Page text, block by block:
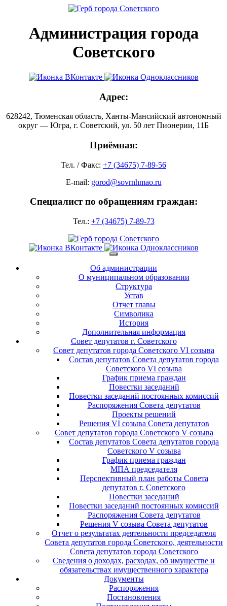
Администрация города
Советского
Адрес:
628242, Тюменская область, Ханты-Мансийский автономный
округ — Югра, г. Советский, ул. 50 лет Пионерии, 11Б
Приёмная:
Тел. / Факс: +7 (34675) 7-89-56
E-mail: gorod@sovrnhmao.ru
Специалист по обращениям граждан:
Тел.: +7 (34675) 7-89-73
Об администрации
О муниципальном образовании
Структура
Устав
Отчет главы
Символика
История
Дополнительная информация
Совет депутатов г. Советского
Совет депутатов города Советского VI созыва
Состав депутатов Совета депутатов города
Советского VI созыва
График приема граждан
Повестки заседаний
Повестки заседаний постоянных комиссий
Распоряжения Совета депутатов
Проекты решений
Решения VI созыва Совета депутатов
Совет депутатов города Советского V созыва
Состав депутатов Совета депутатов города
Советского V созыва
График приема граждан
МПА председателя
Перспективный план работы Совета
депутатов г. Советского
Повестки заседаний
Повестки заседаний постоянных комиссий
Распоряжения Совета депутатов
Решения V созыва Совета депутатов
Отчет о результатах деятельности председателя
Совета депутатов города Советского, деятельности
Совета депутатов города Советского
Сведения о доходах, расходах, об имуществе и
обязательствах имущественного характера
Документы
Распоряжения
Постановления